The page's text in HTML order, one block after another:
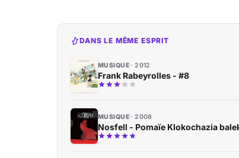
DANS LE MÊME ESPRIT
MUSIQUE 2012
Frank Rabeyrolles - #8
MUSIQUE 2008
Nosfell - Pomaïe Klokochazia